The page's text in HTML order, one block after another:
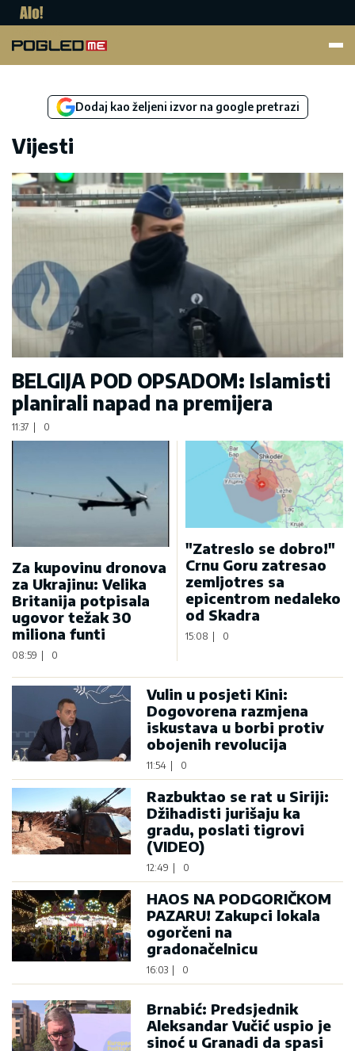
Dodaj kao željeni izvor na google pretrazi
Vijesti
BELGIJA POD OPSADOM: Islamisti
planirali napad na premijera
11:37 0
Za kupovinu dronova
za Ukrajinu: Velika
Britanija potpisala
ugovor težak 30
miliona funti
08:59 0
"Zatreslo se dobro!"
Crnu Goru zatresao
zemljotres sa
epicentrom nedaleko
od Skadra
15:08 | 0
Vulin u posjeti Kini:
Dogovorena razmjena
iskustava u borbi protiv
obojenih revolucija
11:54 0
Razbuktao se rat u Siriji:
Džihadisti jurišaju ka
gradu, poslati tigrovi
(VIDEO)
12:49 0
HAOS NA PODGORIČKOM
PAZARU! Zakupci lokala
ogorčeni na
gradonačelnicu
16:03 0
Brnabić: Predsjednik
Aleksandar Vučić uspio je
sinoć u Granadi da spasi